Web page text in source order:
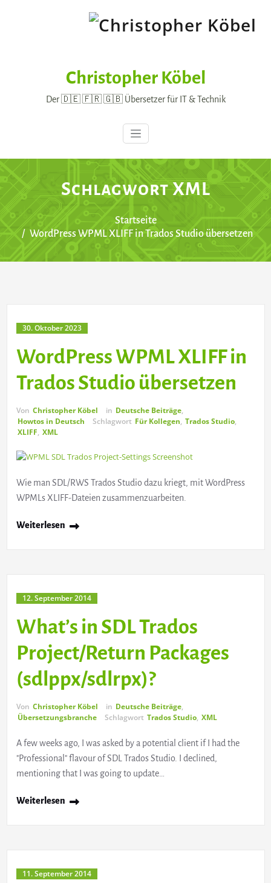
Christopher Köbel
Der 🇩🇪 🇫🇷 🇬🇧 Übersetzer für IT & Technik
Schlagwort XML
Startseite
WordPress WPML XLIFF in Trados Studio übersetzen
30. Oktober 2023
WordPress WPML XLIFF in
Trados Studio übersetzen
Von Christopher Köbel in Deutsche Beiträge,
Howtos in Deutsch
Schlagwort Für Kollegen, Trados Studio,
XLIFF, XML
Wie man SDL/RWS Trados Studio dazu kriegt, mit WordPress
WPMLs XLIFF-Dateien zusammenzuarbeiten.
Weiterlesen
12. September 2014
What’s in SDL Trados
Project/Return Packages
(sdlppx/sdlrpx)?
Von Christopher Köbel in Deutsche Beiträge,
Übersetzungsbranche
Schlagwort Trados Studio, XML
A few weeks ago, I was asked by a potential client if I had the
"Professional" flavour of SDL Trados Studio. I declined,
mentioning that I was going to update…
Weiterlesen
11. September 2014